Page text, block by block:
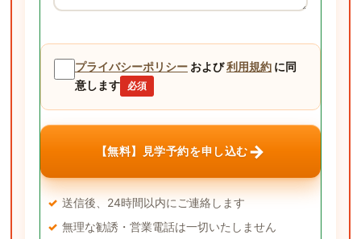
プライバシーポリシー および利用規約 に同
意します
必須
【無料】見学予約を申し込む→
送信後、24時間以内にご連絡します
無理な勧誘・営業電話は一切いたしません